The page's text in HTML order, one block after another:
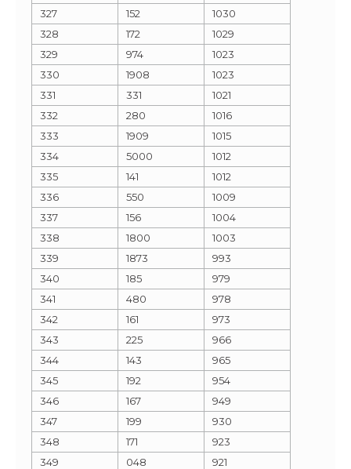
327
152
1030
328
172
1029
329
974
1023
330
1908
1023
331
331
1021
332
280
1016
333
1909
1015
334
5000
1012
335
141
1012
336
550
1009
337
156
1004
338
1800
1003
339
1873
993
340
185
979
341
480
978
342
161
973
343
225
966
344
143
965
345
192
954
346
167
949
347
199
930
348
171
923
349
048
921